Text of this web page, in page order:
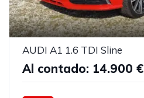
AUDI A1 1.6 TDI Sline
Al contado: 14.900 €